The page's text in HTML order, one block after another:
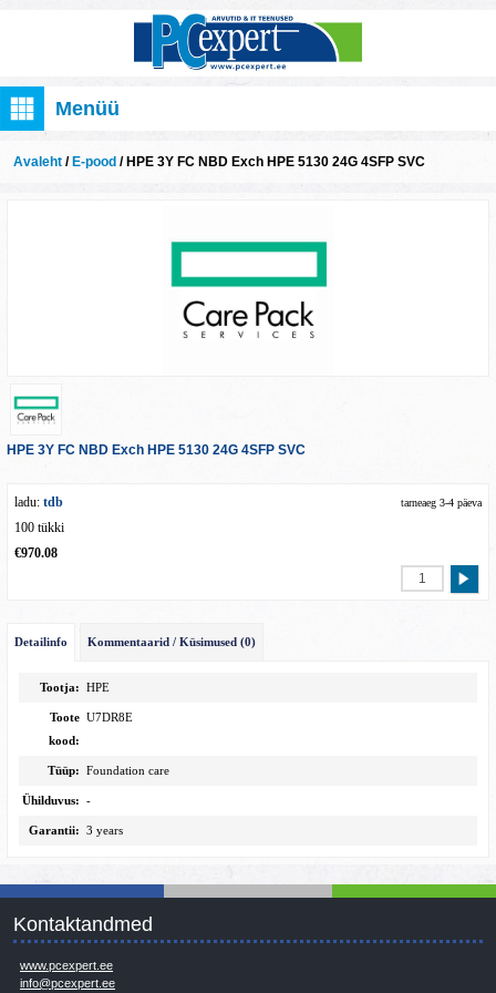
Menüü
Avaleht / E-pood / HPE 3Y FC NBD Exch HPE 5130 24G 4SFP SVC
HPE 3Y FC NBD Exch HPE 5130 24G 4SFP SVC
ladu: tdb tarneaeg 3-4 päeva
100 tükki
€970.08
Detailinfo Kommentaarid / Küsimused (0)
Tootja: HPE
Toote
kood:
U7DR8E
Tüüp: Foundation care
Ühilduvus: -
Garantii: 3 years
Kontaktandmed
www.pcexpert.ee
info@pcexpert.ee